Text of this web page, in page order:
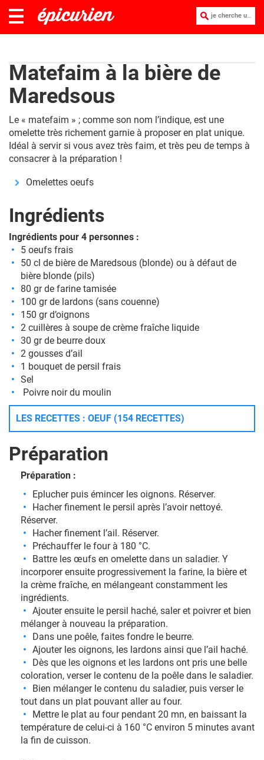
je cherche une recette :
Matefaim à la bière de
Maredsous
Le « matefaim » ; comme son nom l’indique, est une
omelette très richement garnie à proposer en plat unique.
Idéal à servir si vous avez très faim, et très peu de temps à
consacrer à la préparation !
Omelettes oeufs
Ingrédients
Ingrédients pour 4 personnes :
5 oeufs frais
50 cl de bière de Maredsous (blonde) ou à défaut de
bière blonde (pils)
80 gr de farine tamisée
100 gr de lardons (sans couenne)
150 gr d’oignons
2 cuillères à soupe de crème fraîche liquide
30 gr de beurre doux
2 gousses d’ail
1 bouquet de persil frais
Sel
Poivre noir du moulin
LES RECETTES : OEUF (154 RECETTES)
Préparation
Préparation :
Eplucher puis émincer les oignons. Réserver.
Hacher finement le persil après l’avoir nettoyé.
Réserver.
Hacher finement l’ail. Réserver.
Préchauffer le four à 180 °C.
Battre les œufs en omelette dans un saladier. Y
incorporer ensuite progressivement la farine, la bière et
la crème fraîche, en mélangeant constamment les
ingrédients.
Ajouter ensuite le persil haché, saler et poivrer et bien
mélanger à nouveau la préparation.
Dans une poêle, faites fondre le beurre.
Ajouter les oignons, les lardons ainsi que l’ail haché.
Dès que les oignons et les lardons ont pris une belle
coloration, verser le contenu de la poêle dans le saladier.
Bien mélanger le contenu du saladier, puis verser le
tout dans un plat pouvant aller au four.
Mettre le plat au four pendant 20 mn, en baissant la
température de celui-ci à 160 °C environ 5 minutes avant
la fin de cuisson.